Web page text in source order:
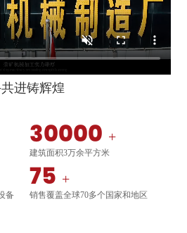
进铸辉煌
30000 +
建筑面积3万余平方米
备
75 +
销售覆盖全球70多个国家和地区